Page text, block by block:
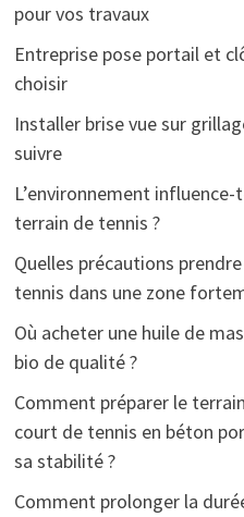
pour vos travaux
Entreprise pose portail et
choisir
Installer brise vue sur
suivre
L’environnement
terrain de tennis ?
Quelles précautions
tennis dans une zone
Où acheter une huile de
bio de qualité ?
Comment préparer le
court de tennis en béton
sa stabilité ?
Comment prolonger la